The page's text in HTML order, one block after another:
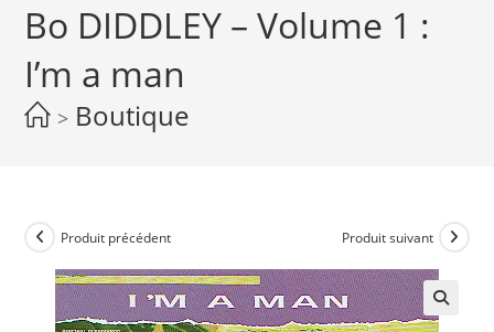
Bo DIDDLEY – Volume 1 :
I’m a man
> Boutique
Produit précédent Produit suivant